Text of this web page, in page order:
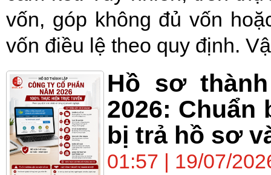
vốn, góp không đủ vốn
vốn điều lệ theo quy định.
Hồ sơ
2026: Chuẩn
bị trả hồ sơ
01:57 | 19/07/